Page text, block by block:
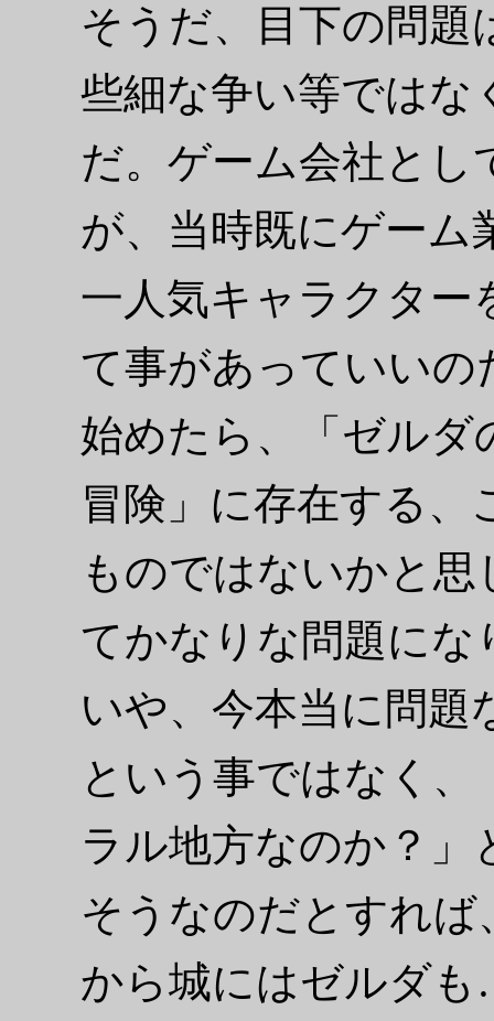
そうだ、目下の問
些細な争い等ではな
だ。ゲーム会社と
が、当時既にゲーム
一人気キャラクター
て事があっていい
始めたら、「ゼルダ
冒険」に存在する、
ものではないかと
てかなりな問題にな
いや、今本当に問
という事ではなく
ラル地方なのか？
そうなのだとすれ
から城にはゼルダ